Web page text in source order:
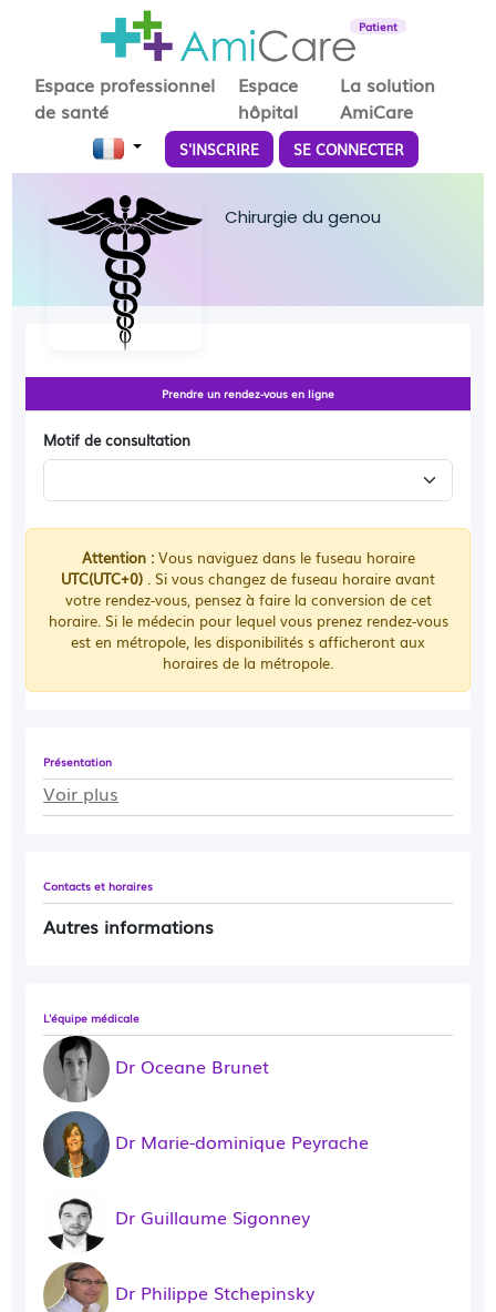
Patient
Espace professionnel
de santé
Espace
hôpital
La solution
AmiCare
S'INSCRIRE SE CONNECTER
Chirurgie du genou
Présentation
Voir plus
Contacts et horaires
Autres informations
L'équipe médicale
Dr Oceane Brunet
Dr Marie-dominique Peyrache
Dr Guillaume Sigonney
Dr Philippe Stchepinsky
Prendre un rendez-vous en ligne
Motif de consultation
Attention :Vous naviguez dans le fuseau horaire
UTC(UTC+0) . Si vous changez de fuseau horaire avant
votre rendez-vous, pensez à faire la conversion de cet
horaire. Si le médecin pour lequel vous prenez rendez-vous
est en métropole, les disponibilités s afficheront aux
horaires de la métropole.